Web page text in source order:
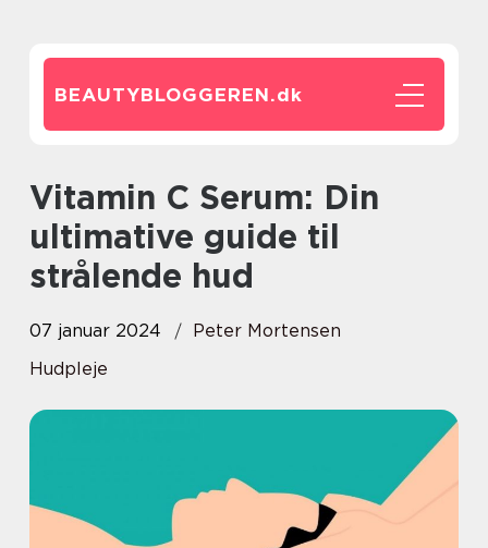
BEAUTYBLOGGEREN.dk
Vitamin C Serum: Din
ultimative guide til
strålende hud
07 januar 2024
Peter Mortensen
Hudpleje